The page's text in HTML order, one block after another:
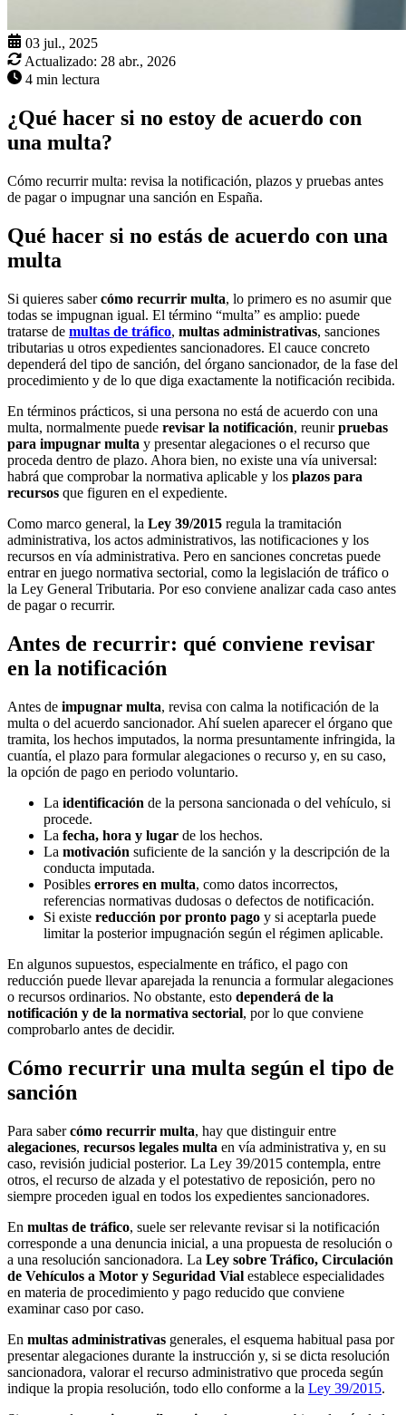
03 jul., 2025
Actualizado: 28 abr., 2026
4 min lectura
¿Qué hacer si no estoy de acuerdo con
una multa?
Cómo recurrir multa: revisa la notificación, plazos y pruebas antes
de pagar o impugnar una sanción en España.
Qué hacer si no estás de acuerdo con una
multa
Si quieres sabercómo recurrir multa, lo primero es no asumir que
todas se impugnan igual. El término “multa” es amplio: puede
tratarse de multas de tráfico, multas administrativas, sanciones
tributarias u otros expedientes sancionadores. El cauce concreto
dependerá del tipo de sanción, del órgano sancionador, de la fase del
procedimiento y de lo que diga exactamente la notificación recibida.
En términos prácticos, si una persona no está de acuerdo con una
multa, normalmente puede revisar la notificación, reunirpruebas
para impugnar multa y presentar alegaciones o el recurso que
proceda dentro de plazo. Ahora bien, no existe una vía universal:
habrá que comprobar la normativa aplicable y los plazos para
recursos que figuren en el expediente.
Como marco general, la Ley 39/2015 regula la tramitación
administrativa, los actos administrativos, las notificaciones y los
recursos en vía administrativa. Pero en sanciones concretas puede
entrar en juego normativa sectorial, como la legislación de tráfico o
la Ley General Tributaria. Por eso conviene analizar cada caso antes
de pagar o recurrir.
Antes de recurrir: qué conviene revisar
en la notificación
Antes de impugnar multa, revisa con calma la notificación de la
multa o del acuerdo sancionador. Ahí suelen aparecer el órgano que
tramita, los hechos imputados, la norma presuntamente infringida, la
cuantía, el plazo para formular alegaciones o recurso y, en su caso,
la opción de pago en periodo voluntario.
La identificación de la persona sancionada o del vehículo, si
procede.
La fecha, hora y lugar de los hechos.
La motivación suficiente de la sanción y la descripción de la
conducta imputada.
Posibles errores en multa, como datos incorrectos,
referencias normativas dudosas o defectos de notificación.
Si existe reducción por pronto pago y si aceptarla puede
limitar la posterior impugnación según el régimen aplicable.
En algunos supuestos, especialmente en tráfico, el pago con
reducción puede llevar aparejada la renuncia a formular alegaciones
o recursos ordinarios. No obstante, esto dependerá de la
notificación y de la normativa sectorial, por lo que conviene
comprobarlo antes de decidir.
Cómo recurrir una multa según el tipo de
sanción
Para sabercómo recurrir multa, hay que distinguir entre
alegaciones, recursos legales multa en vía administrativa y, en su
caso, revisión judicial posterior. La Ley 39/2015 contempla, entre
otros, el recurso de alzada y el potestativo de reposición, pero no
siempre proceden igual en todos los expedientes sancionadores.
En multas de tráfico, suele ser relevante revisar si la notificación
corresponde a una denuncia inicial, a una propuesta de resolución o
a una resolución sancionadora. La Ley sobre Tráfico, Circulación
de Vehículos a Motor y Seguridad Vial establece especialidades
en materia de procedimiento y pago reducido que conviene
examinar caso por caso.
En multas administrativas generales, el esquema habitual pasa por
presentar alegaciones durante la instrucción y, si se dicta resolución
sancionadora, valorar el recurso administrativo que proceda según
indique la propia resolución, todo ello conforme a la Ley 39/2015.